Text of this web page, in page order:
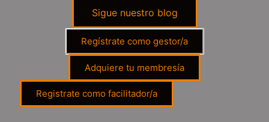
Sigue nuestro blog
Regístrate como gestor/a
Adquiere tu membresía
Registrate como facilitador/a